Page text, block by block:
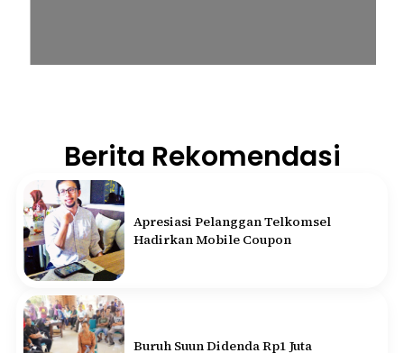
Berita Rekomendasi
Apresiasi Pelanggan Telkomsel
Hadirkan Mobile Coupon
Buruh Suun Didenda Rp1 Juta